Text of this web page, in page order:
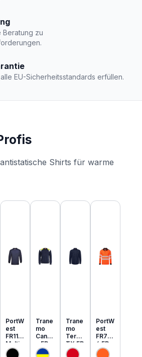
Beratung zu
EU-Sicherheitsstandards erfüllen.
Shirts für warme
PortW
est
FR11
Multi
Norm
Trane
mo
Cante
x FR
MultiN
Trane
mo
Tera
TX FR
leicht
PortW
est
FR73
4 FR
MultiN